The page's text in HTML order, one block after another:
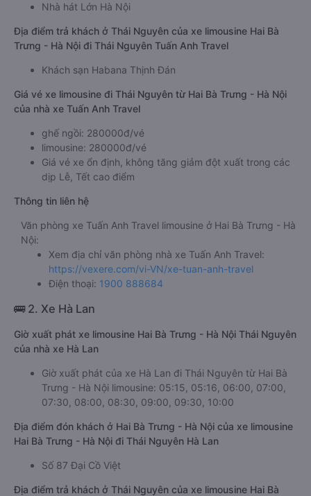
Nhà hát Lớn Hà Nội
Địa điểm trả khách ở Thái Nguyên của xe limousine Hai Bà
Trưng - Hà Nội đi Thái Nguyên Tuấn Anh Travel
Khách sạn Habana Thịnh Đán
Giá vé xe limousine đi Thái Nguyên từ Hai Bà Trưng - Hà Nội
của nhà xe Tuấn Anh Travel
ghế ngồi: 280000đ/vé
limousine: 280000đ/vé
Giá vé xe ổn định, không tăng giảm đột xuất trong các
dịp Lễ, Tết cao điểm
Thông tin liên hệ
Văn phòng xe Tuấn Anh Travel limousine ở Hai Bà Trưng - Hà
Nội:
Xem địa chỉ văn phòng nhà xe Tuấn Anh Travel:
https://vexere.com/vi-VN/xe-tuan-anh-travel
Điện thoại: 1900 888684
🚌 2. Xe Hà Lan
Giờ xuất phát xe limousine Hai Bà Trưng - Hà Nội Thái Nguyên
của nhà xe Hà Lan
Giờ xuất phát của xe Hà Lan đi Thái Nguyên từ Hai Bà
Trưng - Hà Nội limousine: 05:15, 05:16, 06:00, 07:00,
07:30, 08:00, 08:30, 09:00, 09:30, 10:00
Địa điểm đón khách ở Hai Bà Trưng - Hà Nội của xe limousine
Hai Bà Trưng - Hà Nội đi Thái Nguyên Hà Lan
Số 87 Đại Cồ Việt
Địa điểm trả khách ở Thái Nguyên của xe limousine Hai Bà